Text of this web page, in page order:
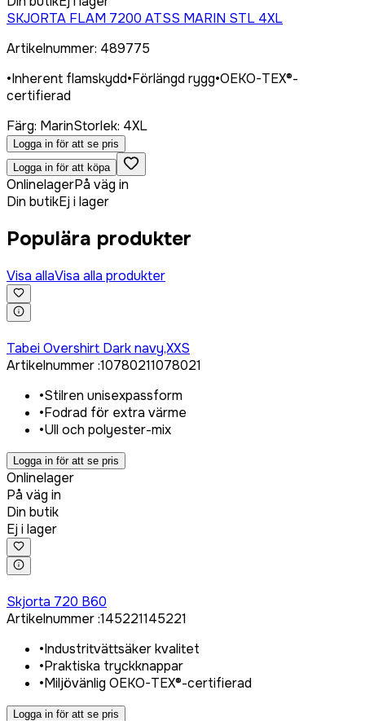
SKJORTA FLAM 7200 ATSS MARIN STL 4XL
Artikelnummer: 489775
•Inherent flamskydd•Förlängd rygg•OEKO-TEX®-
certifierad
Färg: MarinStorlek: 4XL
Logga in för att se pris
Logga in för att köpa
OnlinelagerPå väg in
Din butikEj i lager
Populära produkter
Visa allaVisa alla produkter
Tabei Overshirt Dark navy,XXS
Artikelnummer:10780211078021
•Stilren unisexpassform
•Fodrad för extra värme
•Ull och polyester-mix
Logga in för att se pris
Onlinelager
På väg in
Din butik
Ej i lager
Skjorta 720 B60
Artikelnummer:145221145221
•Industritvättsäker kvalitet
•Praktiska tryckknappar
•Miljövänlig OEKO-TEX®-certifierad
Logga in för att se pris